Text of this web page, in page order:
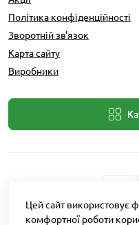
Політика конфіденційності
Зворотній зв'язок
Карта сайту
Виробники
Цей сайт використовує
комфортної роботи